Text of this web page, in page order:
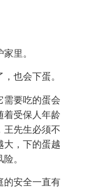
里。
也会下蛋。
需要吃的蛋会
着受保人年龄
王先生必须不
大，下的蛋越
。
的安全一直有